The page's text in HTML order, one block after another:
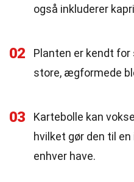
også inkluderer
02
Planten er kendt
store, ægformede
03
Kartebolle kan
hvilket gør den til
enhver have.